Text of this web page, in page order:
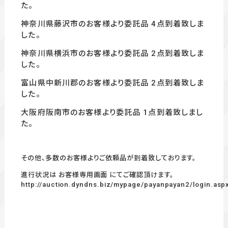
た。
神奈川県藤沢市のお客様より委託品 4 点到着致しま
した。
神奈川県横浜市のお客様より委託品 2点到着致しま
した。
富山県中新川郡のお客様より委託品 2点到着致しま
した。
大阪府阪南市のお客様より委託品 1 点到着致しまし
た。
その他、多数のお客様よりご依頼品が到着致しております。
進行状況は お客様専用画面 にてご確認頂けます。
http://auction.dyndns.biz/mypage/payanpayan2/